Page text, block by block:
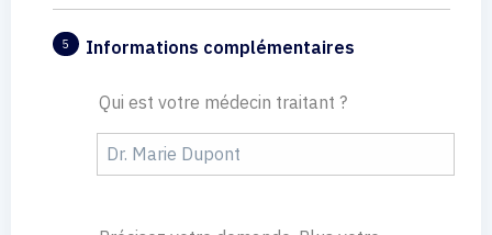
5 Informations complémentaires
Qui est votre médecin traitant ?